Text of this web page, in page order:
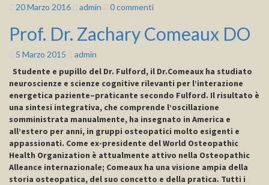
Edis,
20 Marzo 2016 admin Commenti
0 commenti
Prof.
Dr.
Zachary
DO
Prof. Dr. Zachary Comeaux DO
5 Marzo 2015 admin
Studente e pupillo del Dr. Fulford, il Dr.Comeaux ha studiato
neuroscienze e scienze cognitive rilevanti per l’interazione
energetica paziente–praticante secondo Fulford. Il risultato è
una sintesi integrativa, che comprende l’oscillazione
somministrata manualmente, ha insegnato in America e
all’estero per anni, in gruppi osteopatici molto esigenti e
appassionati. Come ex-presidente del World Osteopathic
Health Organization è attualmente attivo nella Osteopathic
Alleance internazionale; Comeaux ha una visione ampia della
storia osteopatica, del suo concetto e della pratica. Tutti i